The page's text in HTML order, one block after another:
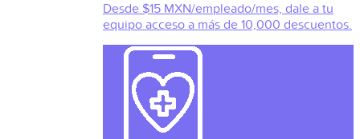
Desde $15 MXN/empleado/mes, dale a tu
equipo acceso a más de 10,000 descuentos.